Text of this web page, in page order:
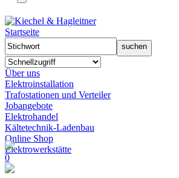
Startseite
Über uns
Elektroinstallation
Trafostationen und Verteiler
Jobangebote
Elektrohandel
Kältetechnik-Ladenbau
Online Shop
Elektrowerkstätte
0